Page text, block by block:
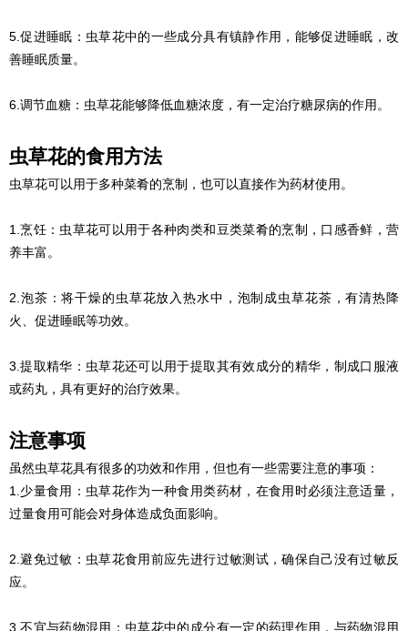
5.促进睡眠：虫草花中的一些成分具有镇静作用，能够促进睡眠，改
善睡眠质量。
6.调节血糖：虫草花能够降低血糖浓度，有一定治疗糖尿病的作用。
虫草花的食用方法
虫草花可以用于多种菜肴的烹制，也可以直接作为药材使用。
1.烹饪：虫草花可以用于各种肉类和豆类菜肴的烹制，口感香鲜，营
养丰富。
2.泡茶：将干燥的虫草花放入热水中，泡制成虫草花茶，有清热降
火、促进睡眠等功效。
3.提取精华：虫草花还可以用于提取其有效成分的精华，制成口服液
或药丸，具有更好的治疗效果。
注意事项
虽然虫草花具有很多的功效和作用，但也有一些需要注意的事项：
1.少量食用：虫草花作为一种食用类药材，在食用时必须注意适量，
过量食用可能会对身体造成负面影响。
2.避免过敏：虫草花食用前应先进行过敏测试，确保自己没有过敏反
应。
3.不宜与药物混用：虫草花中的成分有一定的药理作用，与药物混用